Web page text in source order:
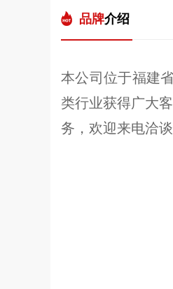
品牌介绍
本公司位于福建
类行业获得广大
务，欢迎来电洽谈